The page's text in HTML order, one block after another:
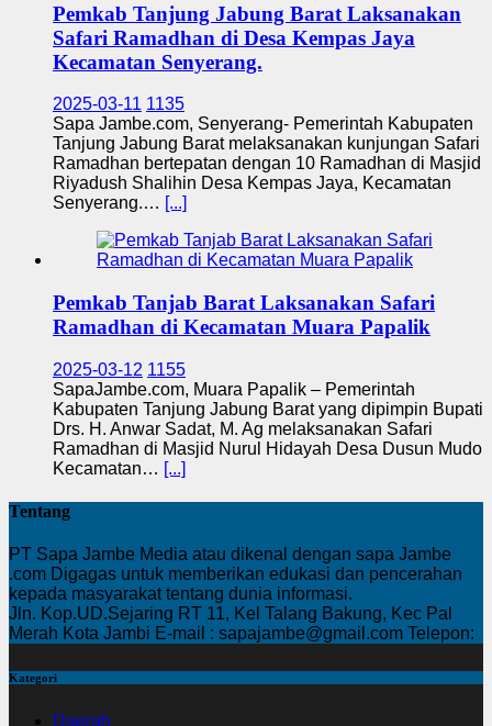
Pemkab Tanjung Jabung Barat Laksanakan
Safari Ramadhan di Desa Kempas Jaya
Kecamatan Senyerang.
2025-03-11 1135
Sapa Jambe.com, Senyerang- Pemerintah Kabupaten
Tanjung Jabung Barat melaksanakan kunjungan Safari
Ramadhan bertepatan dengan 10 Ramadhan di Masjid
Riyadush Shalihin Desa Kempas Jaya, Kecamatan
Senyerang.… [...]
Pemkab Tanjab Barat Laksanakan Safari
Ramadhan di Kecamatan Muara Papalik
2025-03-12 1155
SapaJambe.com, Muara Papalik – Pemerintah
Kabupaten Tanjung Jabung Barat yang dipimpin Bupati
Drs. H. Anwar Sadat, M. Ag melaksanakan Safari
Ramadhan di Masjid Nurul Hidayah Desa Dusun Mudo
Kecamatan… [...]
Tentang
PT Sapa Jambe Media atau dikenal dengan sapa Jambe
.com Digagas untuk memberikan edukasi dan pencerahan
kepada masyarakat tentang dunia informasi.
Jln. Kop.UD.Sejaring RT 11, Kel Talang Bakung, Kec Pal
Merah Kota Jambi E-mail : sapajambe@gmail.com Telepon:
Kategori
Daerah